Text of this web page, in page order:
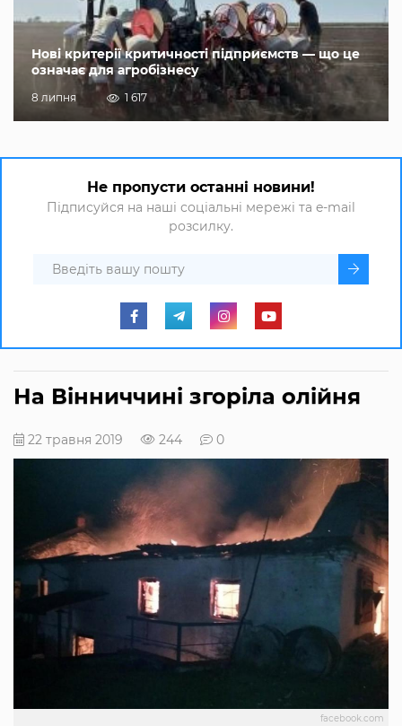
Нові критерії критичності підприємств — що це
означає для агробізнесу
8 липня 1 617
Не пропусти останні новини!
Підписуйся на наші соціальні мережі та e-mail
розсилку.
На Вінниччині згоріла олійня
22 травня 2019 244 0
facebook.com